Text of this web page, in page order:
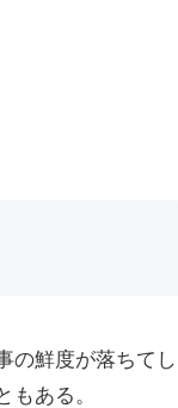
の鮮度が落ちてし
ある。